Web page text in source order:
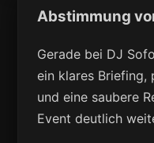
Abstimmung
Gerade bei DJ
ein klares Briefing,
und eine saubere
Event deutlich